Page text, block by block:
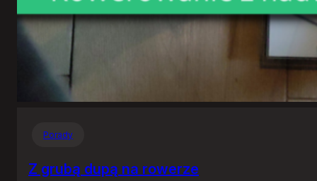
Porady
Z grubą dupą na rowerze